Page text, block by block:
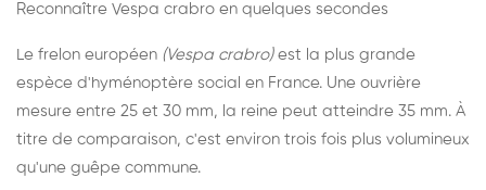
Reconnaître Vespa crabro en quelques secondes
Le frelon européen (Vespa crabro)est la plus grande
espèce d'hyménoptère social en France. Une ouvrière
mesure entre 25 et 30 mm, la reine peut atteindre 35 mm. À
titre de comparaison, c'est environ trois fois plus volumineux
qu'une guêpe commune.